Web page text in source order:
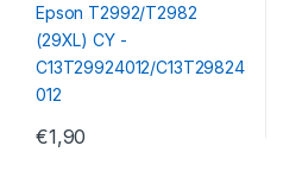
€1,90